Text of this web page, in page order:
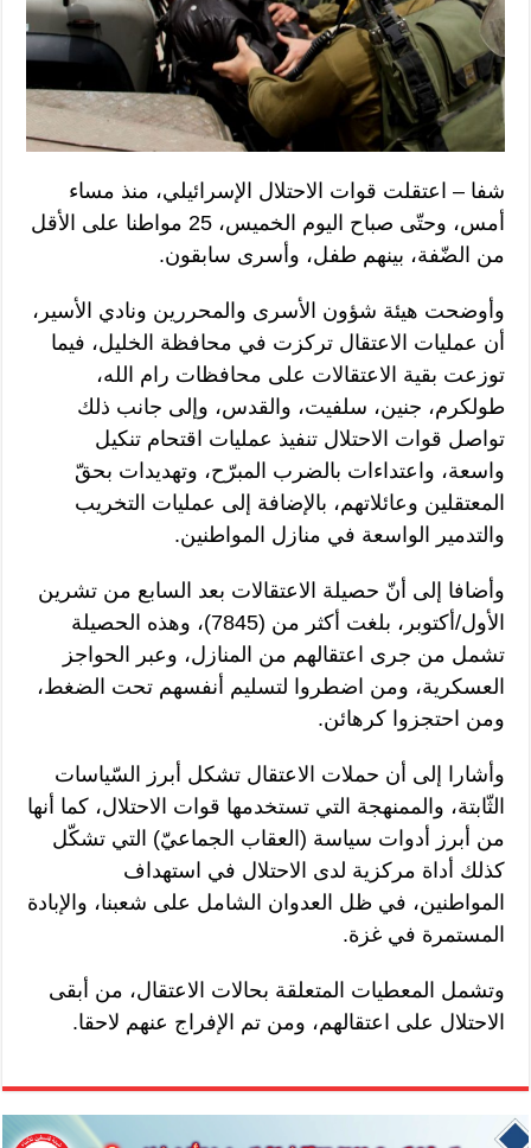
شفا – اعتقلت قوات الاحتلال الإسرائيلي، منذ مساء
أمس، وحتّى صباح اليوم الخميس، 25 مواطنا على الأقل
من الضّفة، بينهم طفل، وأسرى سابقون.
وأوضحت هيئة شؤون الأسرى والمحررين ونادي الأسير،
أن عمليات الاعتقال تركزت في محافظة الخليل، فيما
توزعت بقية الاعتقالات على محافظات رام الله،
طولكرم، جنين، سلفيت، والقدس، وإلى جانب ذلك
تواصل قوات الاحتلال تنفيذ عمليات اقتحام تنكيل
واسعة، واعتداءات بالضرب المبرّح، وتهديدات بحقّ
المعتقلين وعائلاتهم، بالإضافة إلى عمليات التخريب
والتدمير الواسعة في منازل المواطنين.
وأضافا إلى أنّ حصيلة الاعتقالات بعد السابع من تشرين
الأول/أكتوبر، بلغت أكثر من (7845)، وهذه الحصيلة
تشمل من جرى اعتقالهم من المنازل، وعبر الحواجز
العسكرية، ومن اضطروا لتسليم أنفسهم تحت الضغط،
ومن احتجزوا كرهائن.
وأشارا إلى أن حملات الاعتقال تشكل أبرز السّياسات
الثّابتة، والممنهجة التي تستخدمها قوات الاحتلال، كما أنها
من أبرز أدوات سياسة (العقاب الجماعيّ) التي تشكّل
كذلك أداة مركزية لدى الاحتلال في استهداف
المواطنين، في ظل العدوان الشامل على شعبنا، والإبادة
المستمرة في غزة.
وتشمل المعطيات المتعلقة بحالات الاعتقال، من أبقى
الاحتلال على اعتقالهم، ومن تم الإفراج عنهم لاحقا.